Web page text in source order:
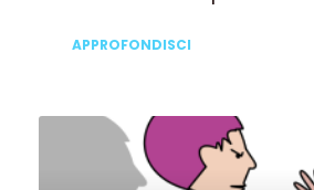
APPROFONDISCI